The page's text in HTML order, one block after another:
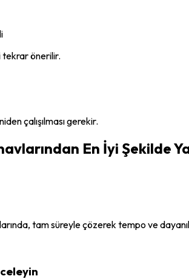
önerilir.
çalışılması gerekir.
En İyi Şekilde
tam süreyle çözerek tempo ve